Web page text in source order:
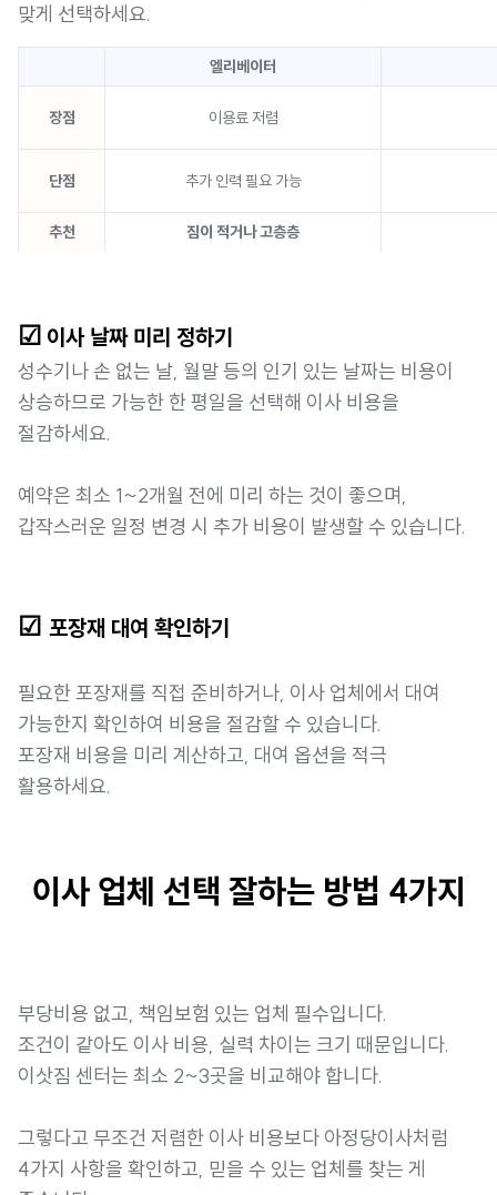
맞게 선택하세요.
엘리베이터
장점 이용료 저렴
단점 추가 인력 필요 가능
추천 짐이 적거나 고층층
☑ 이사 날짜 미리 정하기
성수기나 손 없는 날, 월말 등의 인기 있는 날짜는 비용이
상승하므로 가능한 한 평일을 선택해 이사 비용을
절감하세요.
예약은 최소 1~2개월 전에 미리 하는 것이 좋으며,
갑작스러운 일정 변경 시 추가 비용이 발생할 수 있습니다.
☑ 포장재 대여 확인하기
필요한 포장재를 직접 준비하거나, 이사 업체에서 대여
가능한지 확인하여 비용을 절감할 수 있습니다.
포장재 비용을 미리 계산하고, 대여 옵션을 적극
활용하세요.
이사 업체 선택 잘하는 방법 4가지
부당비용 없고, 책임보험 있는 업체 필수입니다.
조건이 같아도 이사 비용, 실력 차이는 크기 때문입니다.
이삿짐 센터는 최소 2~3곳을 비교해야 합니다.
그렇다고 무조건 저렴한 이사 비용보다 아정당이사처럼
4가지 사항을 확인하고, 믿을 수 있는 업체를 찾는 게